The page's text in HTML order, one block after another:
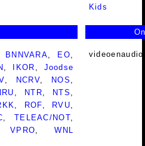
Kids
BNNVARA EO
IKOR
Joodse
NCRV NOS
NTR NTS
ROF RVU
TELEAC/NOT
VPRO ,WNL